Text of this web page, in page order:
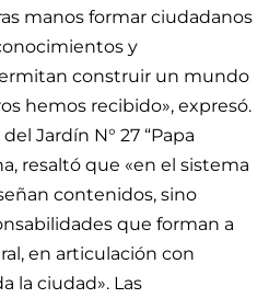
manos formar ciudadanos
y
construir un mundo
hemos recibido», expresó.
Jardín N° 27 “Papa
resaltó que «en el sistema
contenidos, sino
que forman a
en articulación con
la ciudad». Las